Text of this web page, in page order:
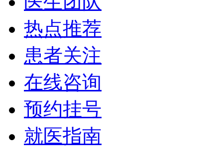
热点推荐
患者关注
在线咨询
预约挂号
就医指南